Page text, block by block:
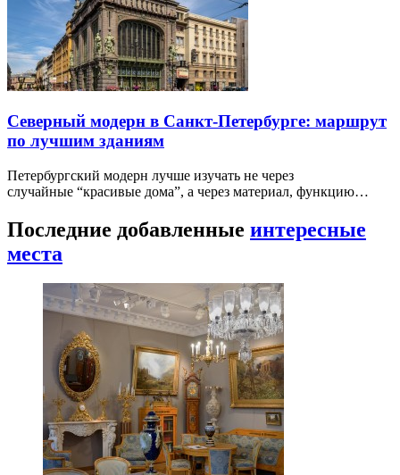
Северный модерн в Санкт-Петербурге: маршрут
по лучшим зданиям
Петербургский модерн лучше изучать не через
случайные “красивые дома”, а через материал, функцию…
Последние добавленные интересные
места